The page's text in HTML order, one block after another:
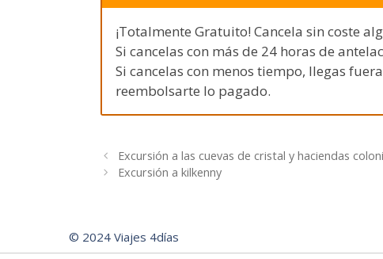
¡Totalmente Gratuito! Cancela sin coste
Si cancelas con más de 24 horas de
Si cancelas con menos tiempo, llegas
reembolsarte lo pagado.
Excursión a las cuevas de cristal y haciendas
Excursión a kilkenny
© 2024 Viajes 4días